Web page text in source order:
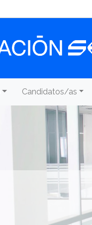
Candidatos/as